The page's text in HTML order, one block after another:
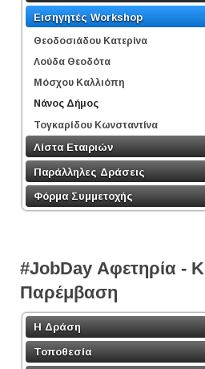
Εισηγητές Workshop
Θεοδοσιάδου Κατερίνα
Λούδα Θεοδότα
Μόσχου Καλλιόπη
Νάνος Δήμος
Τογκαρίδου Κωνσταντίνα
Λίστα Εταιριών
Παράλληλες Δράσεις
Φόρμα Συμμετοχής
#JobDay Αφετηρία -
Παρέμβαση
Η Δράση
Τοποθεσία